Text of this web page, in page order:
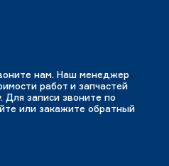
нам. Наш менеджер
работ и запчастей
Для записи звоните по
или закажите обратный